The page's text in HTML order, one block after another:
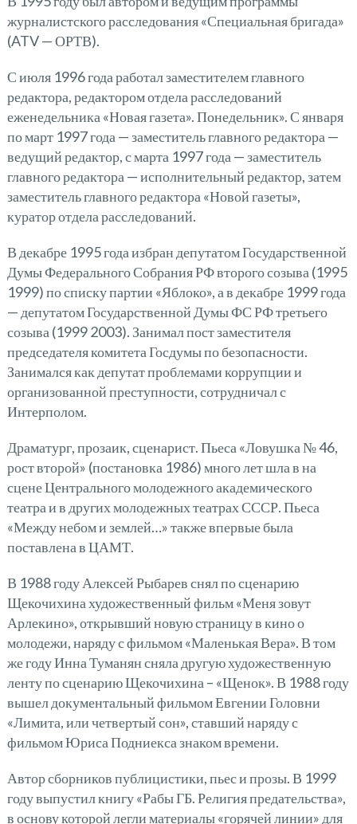
журналистского расследования «Специальная бригада»
(ATV — ОРТВ).
С июля 1996 года работал заместителем главного
редактора, редактором отдела расследований
еженедельника «Новая газета». Понедельник». С января
по март 1997 года — заместитель главного редактора —
ведущий редактор, с марта 1997 года — заместитель
главного редактора — исполнительный редактор, затем
заместитель главного редактора «Новой газеты»,
куратор отдела расследований.
В декабре 1995 года избран депутатом Государственной
Думы Федерального Собрания РФ второго созыва (1995
1999) по списку партии «Яблоко», а в декабре 1999 года
— депутатом Государственной Думы ФС РФ третьего
созыва (1999 2003). Занимал пост заместителя
председателя комитета Госдумы по безопасности.
Занимался как депутат проблемами коррупции и
организованной преступности, сотрудничал с
Интерполом.
Драматург, прозаик, сценарист. Пьеса «Ловушка № 46,
рост второй» (постановка 1986) много лет шла в на
сцене Центрального молодежного академического
театра и в других молодежных театрах СССР. Пьеса
«Между небом и землей…» также впервые была
поставлена в ЦАМТ.
В 1988 году Алексей Рыбарев снял по сценарию
Щекочихина художественный фильм «Меня зовут
Арлекино», открывший новую страницу в кино о
молодежи, наряду с фильмом «Маленькая Вера». В том
же году Инна Туманян сняла другую художественную
ленту по сценарию Щекочихина – «Щенок». В 1988 году
вышел документальный фильмом Евгении Головни
«Лимита, или четвертый сон», ставший наряду с
фильмом Юриса Подниекса знаком времени.
Автор сборников публицистики, пьес и прозы. В 1999
году выпустил книгу «Рабы ГБ. Религия предательства»,
в основу которой легли материалы «горячей линии» для